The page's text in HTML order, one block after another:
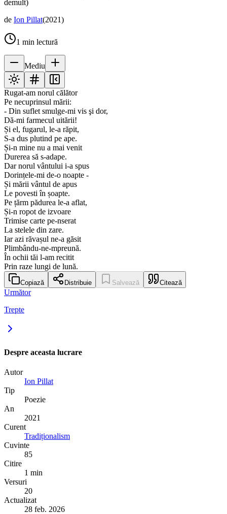
demult)
de Ion Pillat(2021)
1 min lectură
Mediu
Rugat-am norul călător
Pe necuprinsul mării:
- Din suflet smulge-mi vis şi dor,
Dă-mi farmecul uitării!
Și el, fugarul, le-a răpit,
S-a dus plutind pe ape.
Și-n mine nu a mai venit
Durerea să s-adape.
Dar norul vântului i-a spus
Dorințele-mi de-o noapte -
Și mării vântul de apus
Le povesti în șoapte.
Pe țărm pădurea le-a aflat,
Și-n ropot de izvoare
Trimise carte pe-nserat
La stelele din zare.
Iar azi răvașul ne-a găsit
Plimbându-ne-mpreună.
În ochii tăi l-am recitit
Prin raze lungi de lună.
Copiază Distribuie Salvează Citează
Următor
Trepte
Despre aceasta lucrare
Autor
Ion Pillat
Tip
Poezie
An
2021
Curent
Tradiționalism
Cuvinte
85
Citire
1 min
Versuri
20
Actualizat
28 feb. 2026